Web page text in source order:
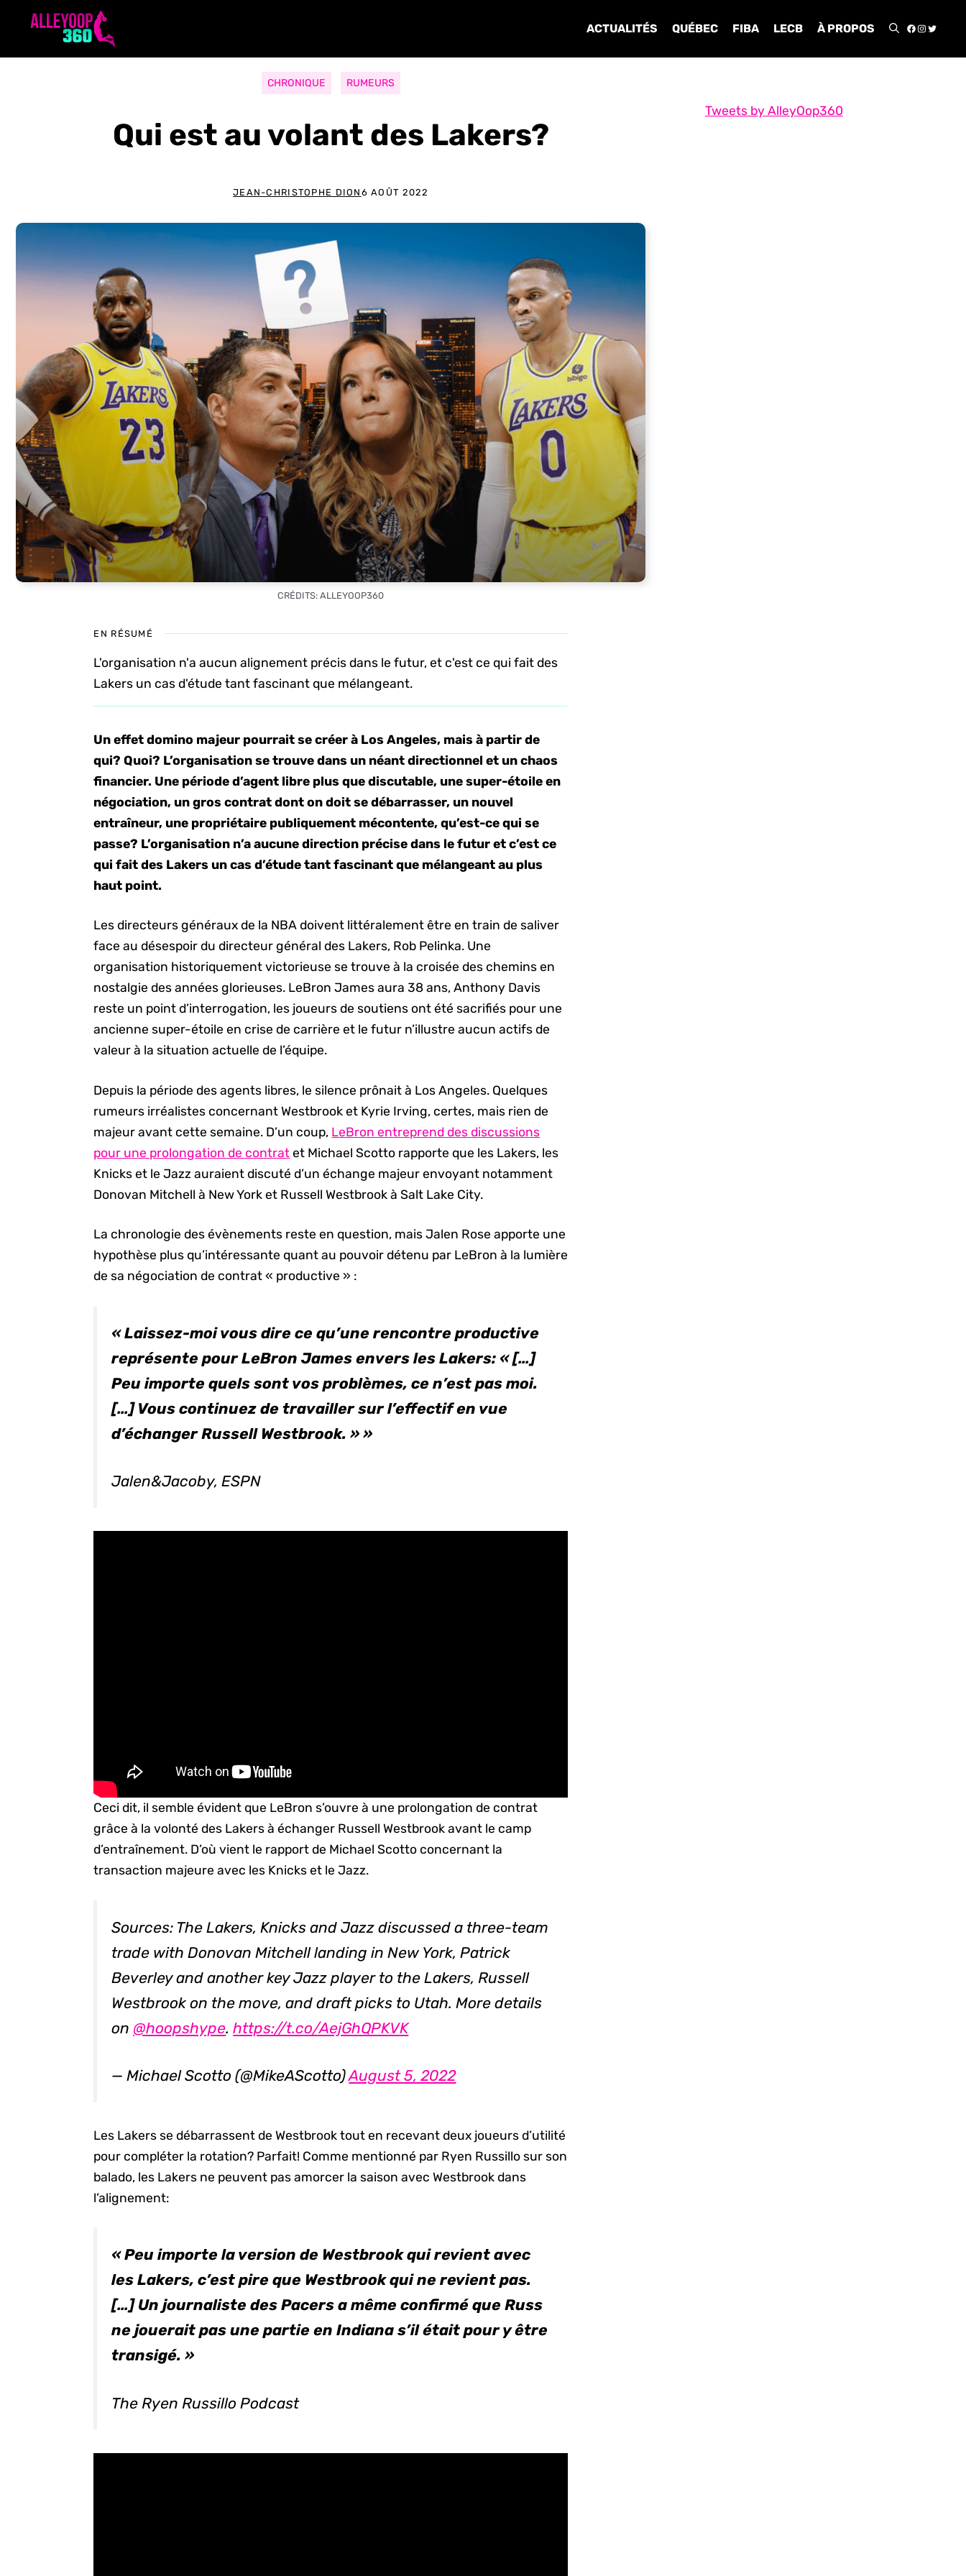
ACTUALITÉS QUÉBEC FIBA LECB À PROPOS
CHRONIQUE RUMEURS
Qui est au volant des Lakers?
JEAN-CHRISTOPHE DION 6 AOÛT 2022
CRÉDITS: ALLEYOOP360
EN RÉSUMÉ
L'organisation n'a aucun alignement précis dans le futur, et c'est ce qui fait des
Lakers un cas d'étude tant fascinant que mélangeant.
Un effet domino majeur pourrait se créer à Los Angeles, mais à partir de
qui? Quoi? L’organisation se trouve dans un néant directionnel et un chaos
financier. Une période d’agent libre plus que discutable, une super-étoile en
négociation, un gros contrat dont on doit se débarrasser, un nouvel
entraîneur, une propriétaire publiquement mécontente, qu’est-ce qui se
passe? L’organisation n’a aucune direction précise dans le futur et c’est ce
qui fait des Lakers un cas d’étude tant fascinant que mélangeant au plus
haut point.
Les directeurs généraux de la NBA doivent littéralement être en train de saliver
face au désespoir du directeur général des Lakers, Rob Pelinka. Une
organisation historiquement victorieuse se trouve à la croisée des chemins en
nostalgie des années glorieuses. LeBron James aura 38 ans, Anthony Davis
reste un point d’interrogation, les joueurs de soutiens ont été sacrifiés pour une
ancienne super-étoile en crise de carrière et le futur n’illustre aucun actifs de
valeur à la situation actuelle de l’équipe.
Depuis la période des agents libres, le silence prônait à Los Angeles. Quelques
rumeurs irréalistes concernant Westbrook et Kyrie Irving, certes, mais rien de
majeur avant cette semaine. D’un coup, LeBron entreprend des discussions
pour une prolongation de contrat et Michael Scotto rapporte que les Lakers, les
Knicks et le Jazz auraient discuté d’un échange majeur envoyant notamment
Donovan Mitchell à New York et Russell Westbrook à Salt Lake City.
La chronologie des évènements reste en question, mais Jalen Rose apporte une
hypothèse plus qu’intéressante quant au pouvoir détenu par LeBron à la lumière
de sa négociation de contrat « productive » :
« Laissez-moi vous dire ce qu’une rencontre productive
représente pour LeBron James envers les Lakers: « […]
Peu importe quels sont vos problèmes, ce n’est pas moi.
[…] Vous continuez de travailler sur l’effectif en vue
d’échanger Russell Westbrook. » »
Jalen&Jacoby, ESPN
Ceci dit, il semble évident que LeBron s’ouvre à une prolongation de contrat
grâce à la volonté des Lakers à échanger Russell Westbrook avant le camp
d’entraînement. D’où vient le rapport de Michael Scotto concernant la
transaction majeure avec les Knicks et le Jazz.
Sources: The Lakers, Knicks and Jazz discussed a three-team
trade with Donovan Mitchell landing in New York, Patrick
Beverley and another key Jazz player to the Lakers, Russell
Westbrook on the move, and draft picks to Utah. More details
on @hoopshype.https://t.co/AejGhQPKVK
— Michael Scotto (@MikeAScotto)August 5, 2022
Les Lakers se débarrassent de Westbrook tout en recevant deux joueurs d’utilité
pour compléter la rotation? Parfait! Comme mentionné par Ryen Russillo sur son
balado, les Lakers ne peuvent pas amorcer la saison avec Westbrook dans
l’alignement:
« Peu importe la version de Westbrook qui revient avec
les Lakers, c’est pire que Westbrook qui ne revient pas.
[…] Un journaliste des Pacers a même confirmé que Russ
ne jouerait pas une partie en Indiana s’il était pour y être
transigé. »
The Ryen Russillo Podcast
Tweets by AlleyOop360